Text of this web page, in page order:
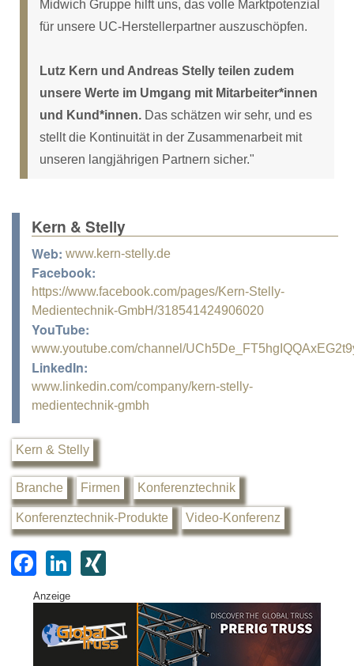
Midwich Gruppe hilft uns, das volle Marktpotenzial
für unsere UC-Herstellerpartner auszuschöpfen.
Lutz Kern und Andreas Stelly teilen zudem
unsere Werte im Umgang mit Mitarbeiter*innen
und Kund*innen. Das schätzen wir sehr, und es
stellt die Kontinuität in der Zusammenarbeit mit
unseren langjährigen Partnern sicher."
Kern & Stelly
Web: www.kern-stelly.de
Facebook:
https://www.facebook.com/pages/Kern-Stelly-
Medientechnik-GmbH/318541424906020
YouTube:
www.youtube.com/channel/
LinkedIn:
www.linkedin.com/company/kern-stelly-
medientechnik-gmbh
Kern & Stelly
Branche Firmen Konferenztechnik
Konferenztechnik-Produkte Video-Konferenz
F
a
c
e
Li
k
e
G
Anzeige